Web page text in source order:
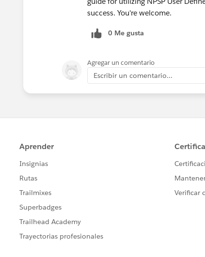
success. You're welcome.
0 Me gusta
Agregar un comentario
Escribir un comentario...